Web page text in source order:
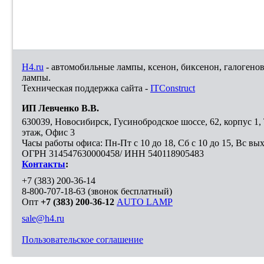
H4.ru - автомобильные лампы, ксенон, биксенон,
лампы.
Техническая поддержка сайта - ITConstruct
ИП Левченко В.В.
630039, Новосибирск, Гусинобродское шоссе, 62, корпус
этаж, Офис 3
Часы работы офиса: Пн-Пт с 10 до 18, Сб с 10 до 15, Вс
ОГРН 314547630000458/ ИНН 540118905483
Контакты:
+7 (383) 200-36-14
8-800-707-18-63 (звонок бесплатный)
Опт +7 (383) 200-36-12 AUTO LAMP
sale@h4.ru
Пользовательское соглашение